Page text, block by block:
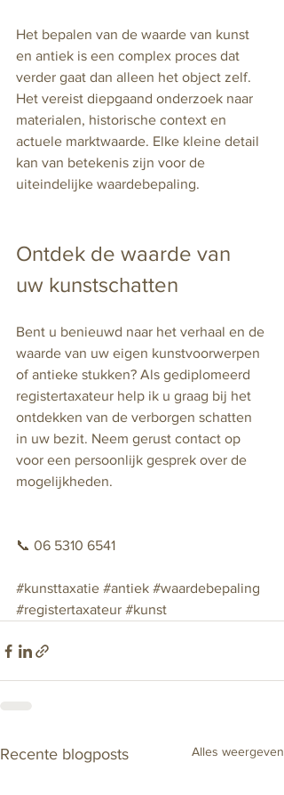
Het bepalen van de waarde van kunst
en antiek is een complex proces dat
verder gaat dan alleen het object zelf.
Het vereist diepgaand onderzoek naar
materialen, historische context en
actuele marktwaarde. Elke kleine detail
kan van betekenis zijn voor de
uiteindelijke waardebepaling.
Ontdek de waarde van
uw kunstschatten
Bent u benieuwd naar het verhaal en de
waarde van uw eigen kunstvoorwerpen
of antieke stukken? Als gediplomeerd
registertaxateur help ik u graag bij het
ontdekken van de verborgen schatten
in uw bezit. Neem gerust contact op
voor een persoonlijk gesprek over de
mogelijkheden.
📞 06 5310 6541
#kunsttaxatie #antiek #waardebepaling
#registertaxateur #kunst
Recente blogposts Alles weergeven